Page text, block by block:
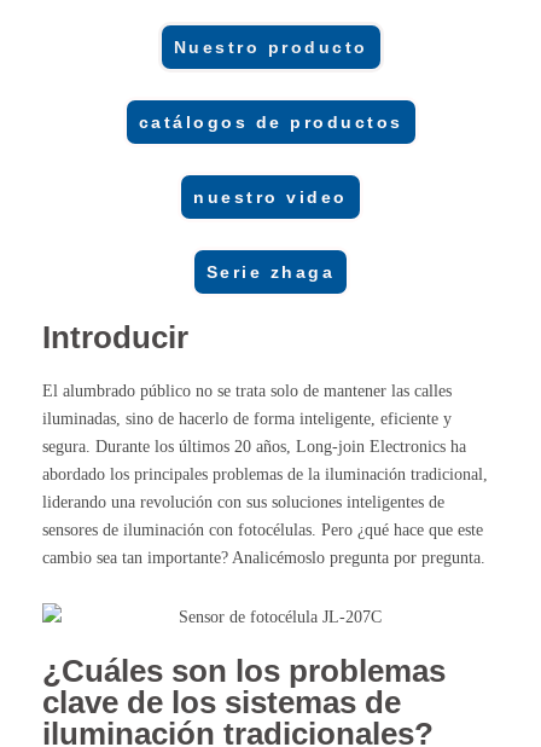
Nuestro producto
catálogos de productos
nuestro video
Serie zhaga
Introducir
El alumbrado público no se trata solo de mantener las calles
iluminadas, sino de hacerlo de forma inteligente, eficiente y
segura. Durante los últimos 20 años, Long-join Electronics ha
abordado los principales problemas de la iluminación tradicional,
liderando una revolución con sus soluciones inteligentes de
sensores de iluminación con fotocélulas. Pero ¿qué hace que este
cambio sea tan importante? Analicémoslo pregunta por pregunta.
¿Cuáles son los problemas
clave de los sistemas de
iluminación tradicionales?